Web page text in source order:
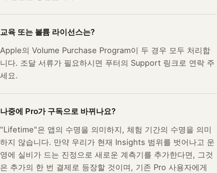
교육 또는 볼륨 라이선스는?
Apple의 Volume Purchase Program이 두 경우 모두 처리합
니다. 조달 서류가 필요하시면 푸터의 Support 링크로 연락 주
세요.
나중에 Pro가 구독으로 바뀌나요?
"Lifetime"은 앱의 수명을 의미하지, 체험 기간의 수명을 의미
하지 않습니다. 만약 우리가 현재 Insights 범위를 벗어나고 운
영에 실비가 드는 진정으로 새로운 계측기를 추가한다면, 그것
은 추가의 한 번 결제로 등장할 것이며, 기존 Pro 사용자에게